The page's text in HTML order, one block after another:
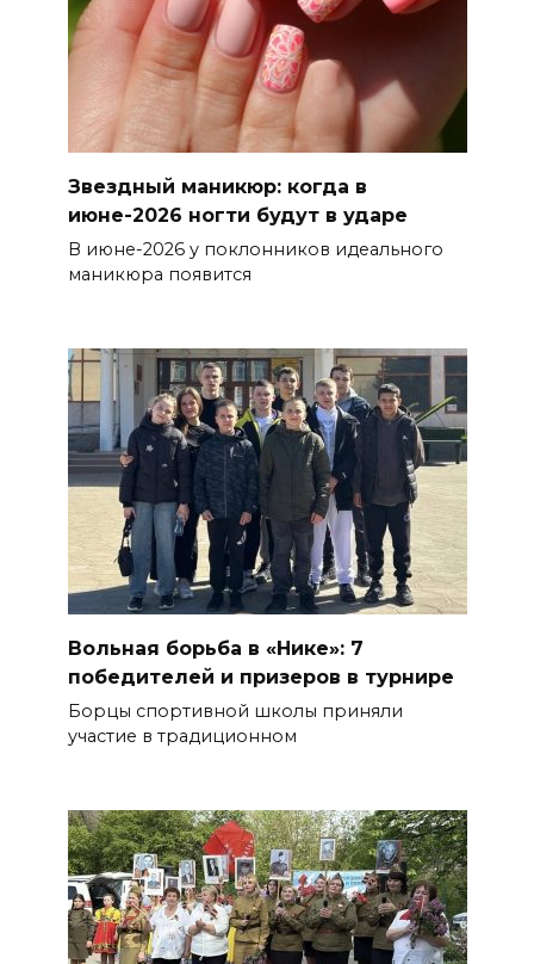
Звездный маникюр: когда в
июне-2026 ногти будут в ударе
В июне-2026 у поклонников идеального
маникюра появится
Вольная борьба в «Нике»: 7
победителей и призеров в турнире
Борцы спортивной школы приняли
участие в традиционном